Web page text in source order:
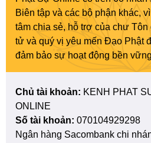
Biên tập và các bộ phận khác,
tâm chia sẻ, hỗ trợ của chư
tử và quý vị yêu mến Đạo Phật
đảm bảo sự hoạt động bền
Chủ tài khoản: KENH PHAT
ONLINE
Số tài khoản: 070104929298
Ngân hàng Sacombank chi